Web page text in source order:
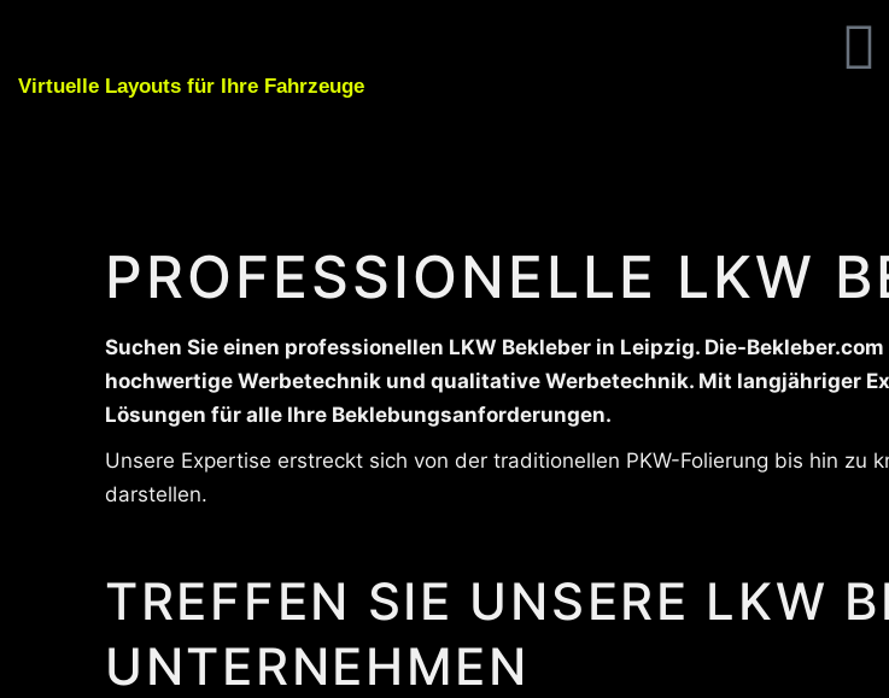
Virtuelle Layouts für Ihre Fahrzeuge
PROFESSIONELLE LKW
Suchen Sie einen professionellen LKW Bekleber in Leipzig. Die-
hochwertige Werbetechnik und qualitative Werbetechnik. Mit langjähriger
Lösungen für alle Ihre Beklebungsanforderungen.
Unsere Expertise erstreckt sich von der traditionellen PKW-Folierung bis hin zu
darstellen.
TREFFEN SIE UNSERE LKW
UNTERNEHMEN